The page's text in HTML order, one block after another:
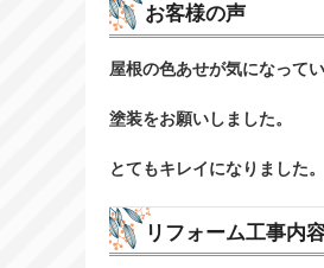
お客様の声
屋根の色あせが気になって
塗装をお願いしました。
とてもキレイになりました。
リフォーム工事内